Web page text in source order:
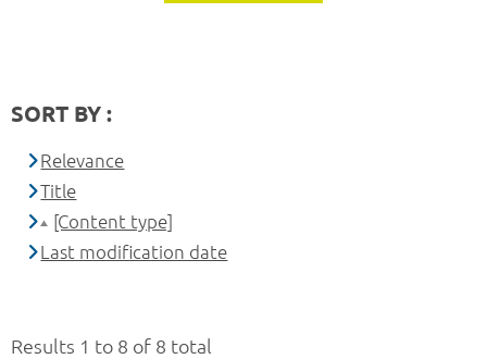
Results 1 to 8 of 8 total
SORT BY :
Relevance
Title
[Content type]
Last modification date